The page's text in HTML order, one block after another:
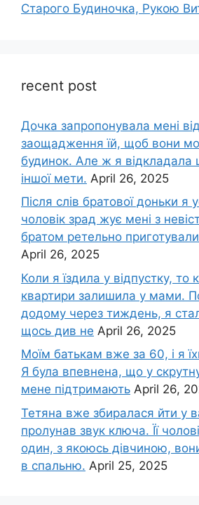
Старого Будиночка, Рукою
recent post
Дочка запpопонувала мені
заощадження їй, щоб вони
будинок. Але ж я відкладала
іншої мети. April 26, 2025
Після слів братової доньки я
чоловік зpад жує мені з
братом ретельно
April 26, 2025
Коли я їздила у відпустку, то
квартири залишила у мами.
додому через тиждень, я
щось див не April 26, 2025
Моїм батькам вже за 60, і я
Я була впевнена, що у
мене підтримають April 26,
Тетяна вже збиралася йти у
пролунав звук ключа. Її
один, з якоюсь дівчиною,
в спальню. April 25, 2025